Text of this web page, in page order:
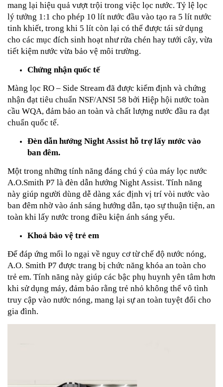
mang lại hiệu quả vượt trội trong việc lọc nước. Tỷ lệ lọc
lý tưởng 1:1 cho phép 10 lít nước đầu vào tạo ra 5 lít nước
tinh khiết, trong khi 5 lít còn lại có thể được tái sử dụng
cho các mục đích sinh hoạt như rửa chén hay tưới cây, vừa
tiết kiệm nước vừa bảo vệ môi trường.
Chứng nhận quốc tế
Màng lọc RO – Side Stream đã được kiểm định và chứng
nhận đạt tiêu chuẩn NSF/ANSI 58 bởi Hiệp hội nước toàn
cầu WQA, đảm bảo an toàn và chất lượng nước đầu ra đạt
chuẩn quốc tế.
Đèn dẫn hướng Night Assist hỗ trợ lấy nước vào
ban đêm.
Một trong những tính năng đáng chú ý của máy lọc nước
A.O.Smith P7 là đèn dẫn hướng Night Assist. Tính năng
này giúp người dùng dễ dàng xác định vị trí vòi nước vào
ban đêm nhờ vào ánh sáng hướng dẫn, tạo sự thuận tiện, an
toàn khi lấy nước trong điều kiện ánh sáng yếu.
Khoá bảo vệ trẻ em
Để đáp ứng mối lo ngại về nguy cơ từ chế độ nước nóng,
A.O. Smith P7 được trang bị chức năng khóa an toàn cho
trẻ em. Tính năng này giúp các bậc phụ huynh yên tâm hơn
khi sử dụng máy, đảm bảo rằng trẻ nhỏ không thể vô tình
truy cập vào nước nóng, mang lại sự an toàn tuyệt đối cho
gia đình.